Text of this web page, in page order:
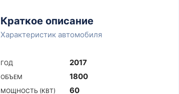
Краткое описание
Характеристик автомобиля
ГОД 2017
ОБЪЕМ 1800
МОЩНОСТЬ (КВТ) 60